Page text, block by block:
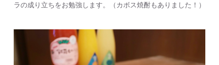
ラの成り立ちをお勉強します。（カボス焼酎もありました！）